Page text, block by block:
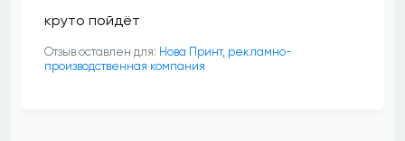
круто пойдёт
Отзыв оставлен для: Нова Принт, рекламно-
производственная компания